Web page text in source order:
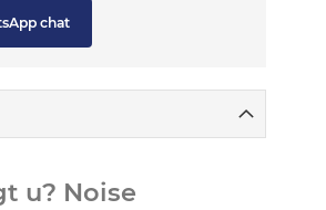
chat
u? Noise